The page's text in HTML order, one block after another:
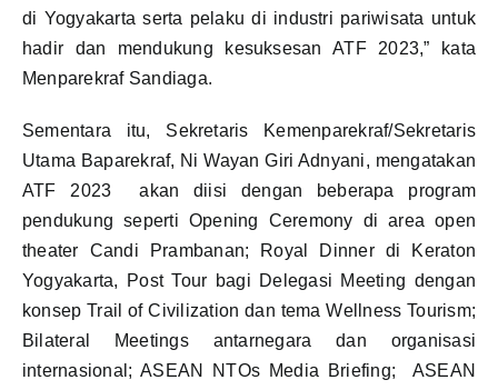
di Yogyakarta serta pelaku di industri pariwisata untuk
hadir dan mendukung kesuksesan ATF 2023,” kata
Menparekraf Sandiaga.
Sementara itu, Sekretaris Kemenparekraf/Sekretaris
Utama Baparekraf, Ni Wayan Giri Adnyani, mengatakan
ATF 2023 akan diisi dengan beberapa program
pendukung seperti Opening Ceremony di area open
theater Candi Prambanan; Royal Dinner di Keraton
Yogyakarta, Post Tour bagi Delegasi Meeting dengan
konsep Trail of Civilization dan tema Wellness Tourism;
Bilateral Meetings antarnegara dan organisasi
internasional; ASEAN NTOs Media Briefing; ASEAN